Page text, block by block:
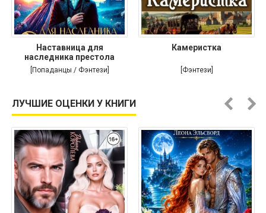
Наставница для
наследника престола
[Попаданцы / Фэнтези]
Камеристка
[Фэнтези]
ЛУЧШИЕ ОЦЕНКИ У КНИГИ